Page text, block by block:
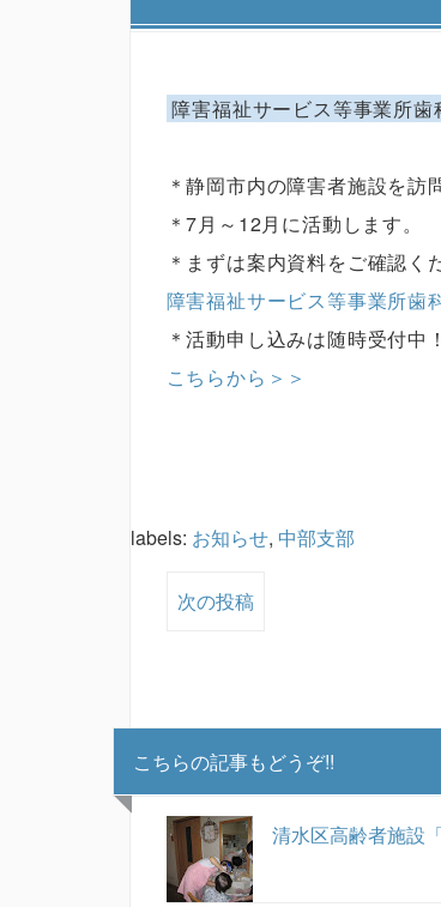
障害福祉サービス等事業所
＊静岡市内の障害者施設を訪
＊7月～12月に活動します。
＊まずは案内資料をご確認く
障害福祉サービス等事業所歯
＊活動申し込みは随時受付中
こちらから＞＞
labels: お知らせ, 中部支部
次の投稿
こちらの記事もどうぞ!!
清水区高齢者施設